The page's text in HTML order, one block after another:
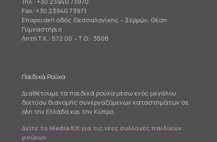
Fax: +30 23940.73971
Επαρχιακή οδός Θεσσαλονίκης – Σερρών, Θέση
Γυμναστήριο
Λητή Τ.Κ.: 572 00 – Τ.Θ.: 3508
Παιδικά Ρούχα
Διαθέτουμε τα παιδικά ρούχα μέσω ενός μεγάλου
δικτύου διανομής συνεργαζόμενων καταστημάτων σε
όλη την Ελλάδα και την Κύπρο.
Δείτε το Media Kit για τις νέες συλλογές παιδικών
ρούχων